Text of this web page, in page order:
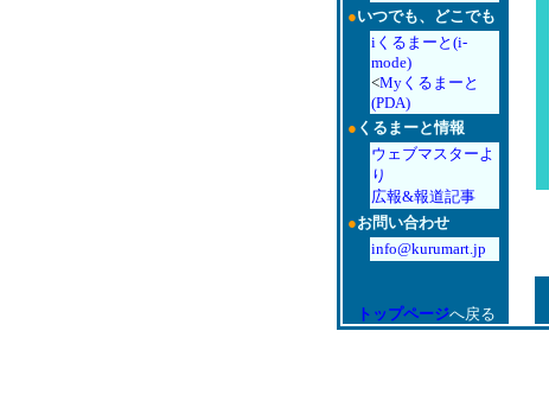
●いつでも、どこでも
iくるまーと(i-
mode)
<Myくるまーと
(PDA)
● くるまーと情報
ウェブマスターよ
り
広報&報道記事
●お問い合わせ
info@kurumart.jp
トップページへ戻る